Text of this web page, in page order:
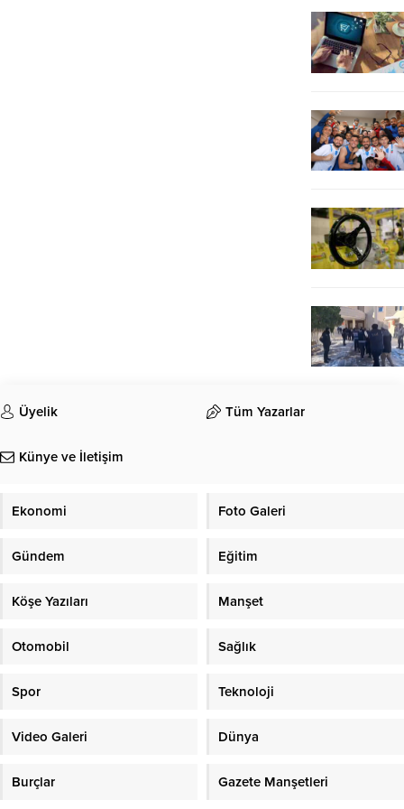
Üyelik Tüm Yazarlar
Künye ve İletişim
Ekonomi Foto Galeri
Gündem Eğitim
Köşe Yazıları Manşet
Otomobil Sağlık
Spor Teknoloji
Video Galeri Dünya
Burçlar Gazete Manşetleri